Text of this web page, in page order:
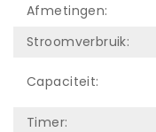
Afmetingen:
Stroomverbruik:
Capaciteit:
Timer: